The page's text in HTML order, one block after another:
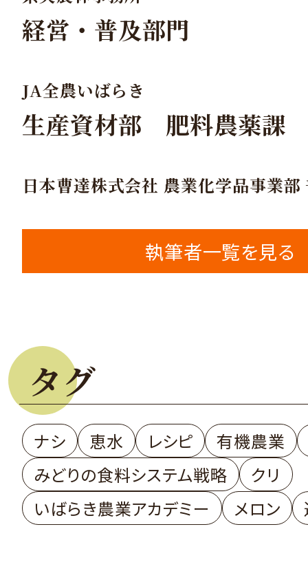
経営・普及部門
JA全農いばらき
生産資材部 肥料農薬課
日本曹達株式会社 農業化学品事業部
執筆者一覧を見る
タグ
ナシ 恵水 レシピ
有機農業
みどりの食料システム戦略
クリ
いばらき農業アカデミー
メロン